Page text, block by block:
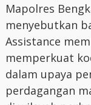
Mapolres
menyebutkan
Assistance
memperkuat
dalam upaya
perdagangan